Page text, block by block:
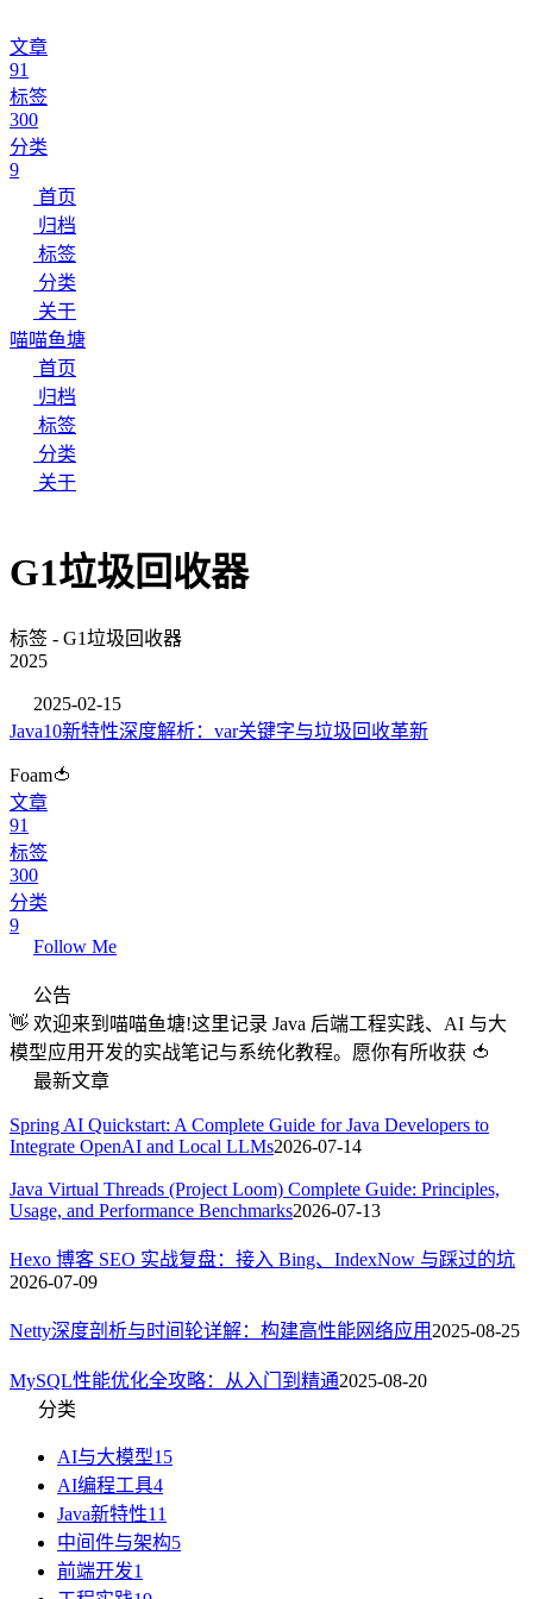
文章
91
标签
300
分类
9
首页
归档
标签
分类
关于
喵喵鱼塘
首页
归档
标签
分类
关于
G1垃圾回收器
标签 - G1垃圾回收器
2025
2025-02-15
Java10新特性深度解析：var关键字与垃圾回收革新
Foam🍅
文章
91
标签
300
分类
9
Follow Me
公告
👋 欢迎来到喵喵鱼塘!这里记录 Java 后端工程实践、AI 与大
模型应用开发的实战笔记与系统化教程。愿你有所收获 🍅
最新文章
Spring AI Quickstart: A Complete Guide for Java Developers to
Integrate OpenAI and Local LLMs2026-07-14
Java Virtual Threads (Project Loom) Complete Guide: Principles,
Usage, and Performance Benchmarks2026-07-13
Hexo 博客 SEO 实战复盘：接入 Bing、IndexNow 与踩过的坑
2026-07-09
Netty深度剖析与时间轮详解：构建高性能网络应用 2025-08-25
MySQL性能优化全攻略：从入门到精通2025-08-20
分类
AI与大模型15
AI编程工具4
Java新特性11
中间件与架构5
前端开发1